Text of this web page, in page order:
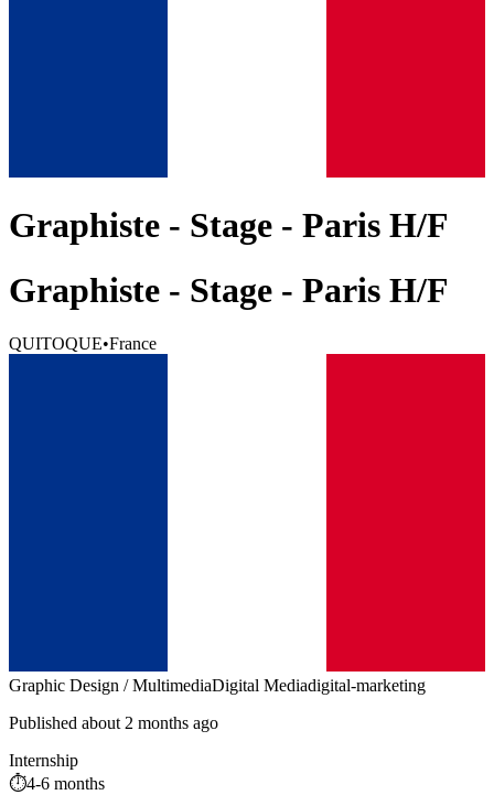
Graphiste - Stage - Paris H/F
Graphiste - Stage - Paris H/F
QUITOQUE•France
Graphic Design / MultimediaDigital Mediadigital-marketing
Published about 2 months ago
Internship
⏱️4-6 months